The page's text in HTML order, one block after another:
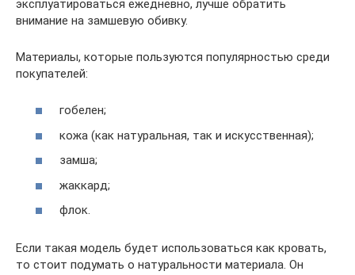
эксплуатироваться ежедневно, лучше обратить
внимание на замшевую обивку.
Материалы, которые пользуются популярностью среди
покупателей:
гобелен;
кожа (как натуральная, так и искусственная);
замша;
жаккард;
флок.
Если такая модель будет использоваться как кровать,
то стоит подумать о натуральности материала. Он